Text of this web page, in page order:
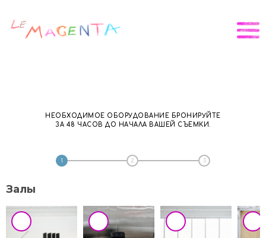
НЕОБХОДИМОЕ ОБОРУДОВАНИЕ БРОНИРУЙТЕ
ЗА 48 ЧАСОВ ДО НАЧАЛА ВАШЕЙ СЪЕМКИ.
1 2 3
Залы